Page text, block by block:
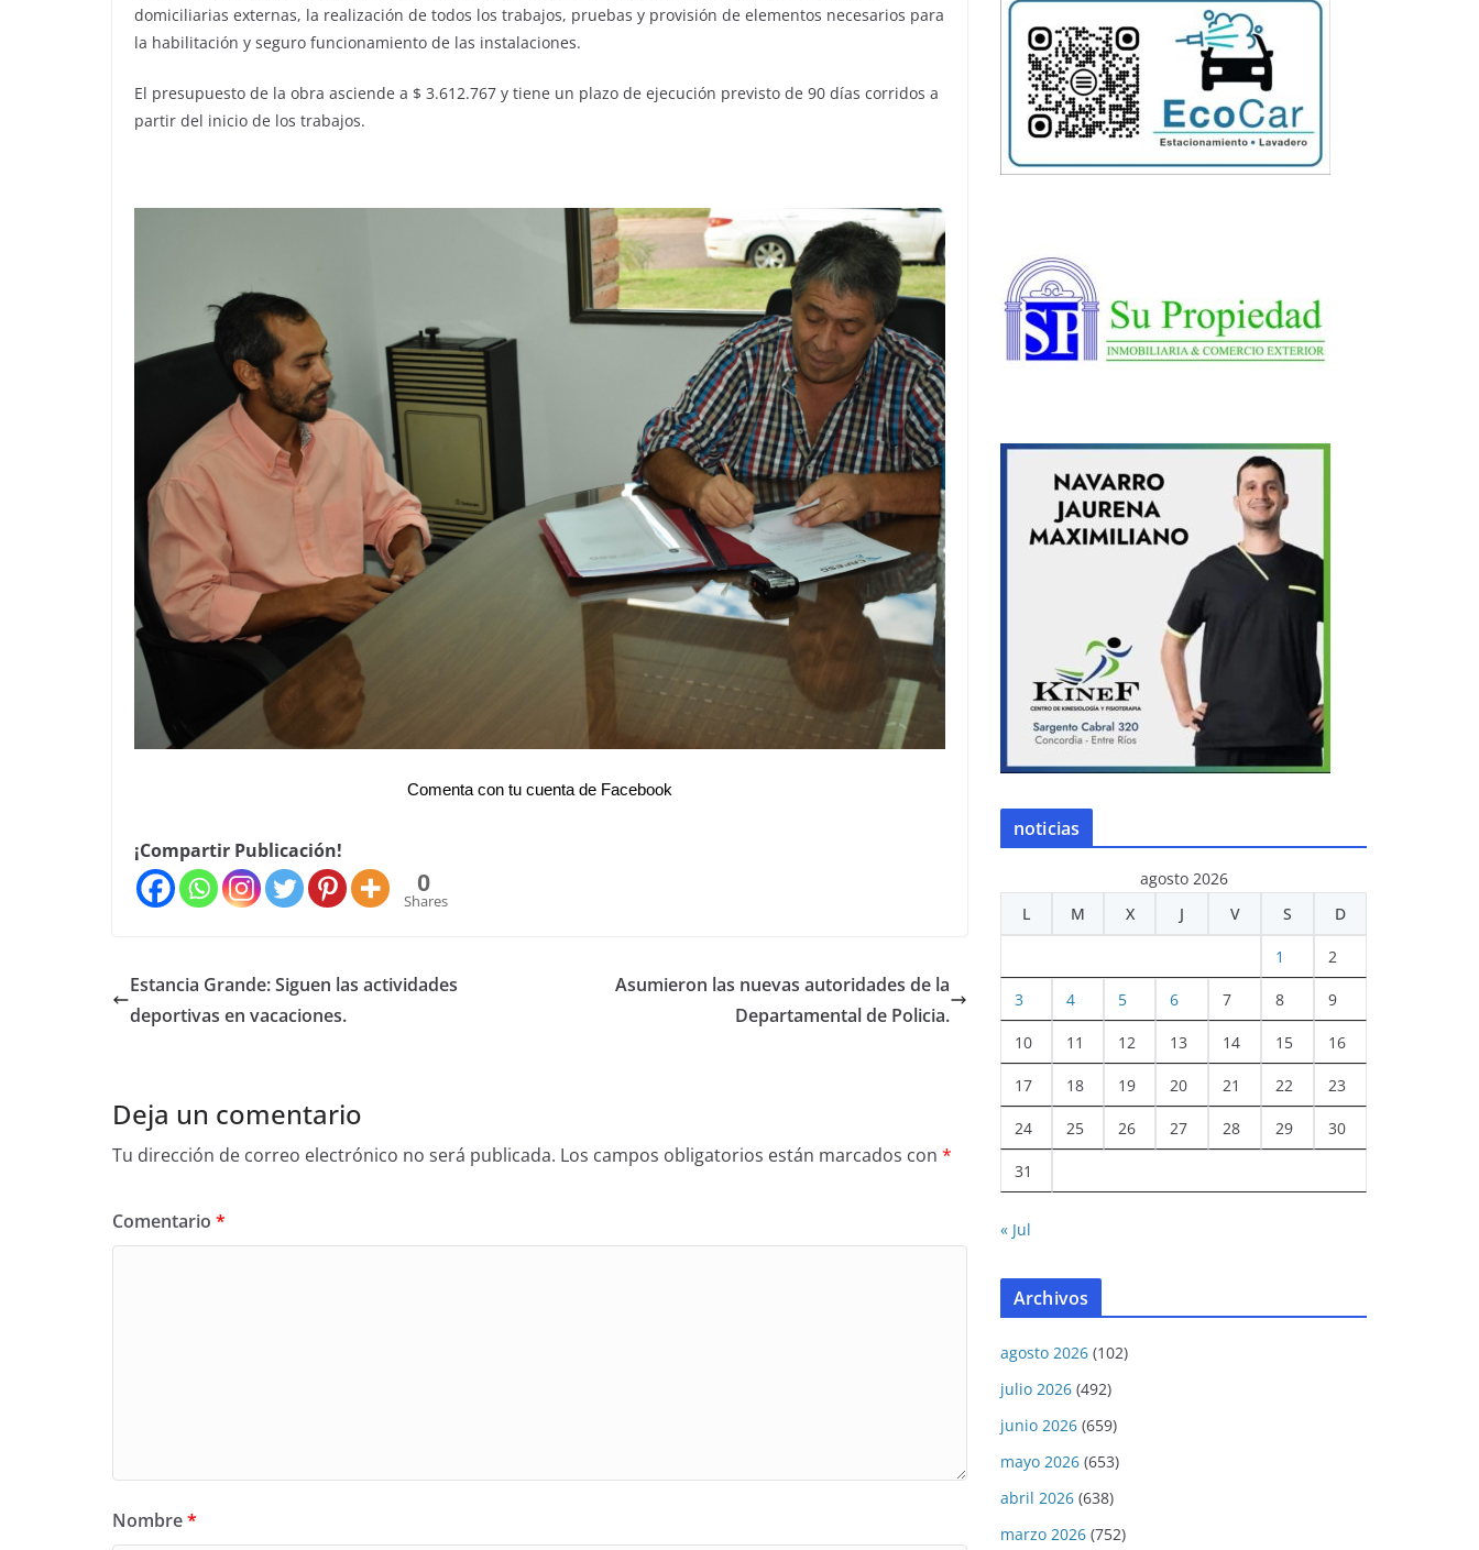
domiciliarias externas, la realización de todos los trabajos, pruebas y provisión de elementos necesarios para
la habilitación y seguro funcionamiento de las instalaciones.
El presupuesto de la obra asciende a $ 3.612.767 y tiene un plazo de ejecución previsto de 90 días corridos a
partir del inicio de los trabajos.
Comenta con tu cuenta de Facebook
¡Compartir Publicación!
0
Shares
Estancia Grande: Siguen las actividades
deportivas en vacaciones.
Asumieron las nuevas autoridades de la
Departamental de Policia.
Deja un comentario
Tu dirección de correo electrónico no será publicada. Los campos obligatorios están marcados con *
Comentario *
Nombre*
noticias
agosto 2026
L
M X J V S D
1 2
3 4 5 6 7 8 9
10 11 12 13 14 15 16
17 18 19 20 21 22 23
24 25 26 27 28 29 30
31
« Jul
Archivos
agosto 2026 (102)
julio 2026 (492)
junio 2026 (659)
mayo 2026 (653)
abril 2026 (638)
marzo 2026 (752)